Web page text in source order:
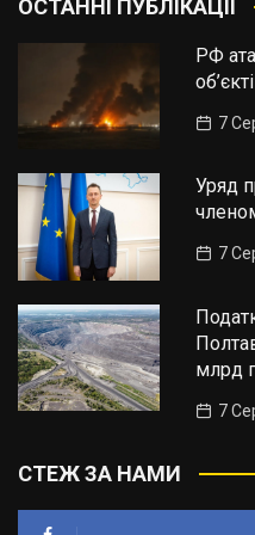
ОСТАННІ ПУБЛІКАЦІЇ
РФ
7
Уряд
7
млрд
7
СТЕЖ ЗА НАМИ